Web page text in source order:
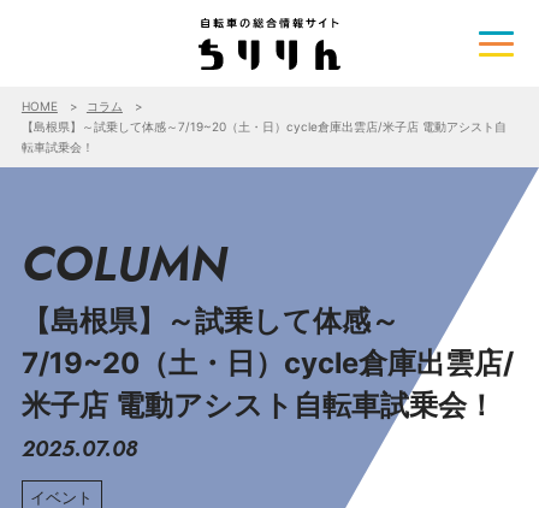
HOME
コラム
【島根県】～試乗して体感～7/19~20（土・日）cycle倉庫出雲店/米子店 電動アシスト自
転車試乗会！
COLUMN
【島根県】～試乗して体感～
7/19~20（土・日）cycle倉庫出雲店/
米子店 電動アシスト自転車試乗会！
2025.07.08
イベント